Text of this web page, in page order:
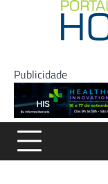
Publicidade